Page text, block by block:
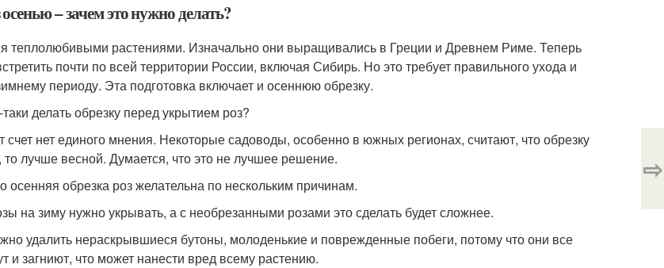
– зачем это нужно делать?
теплолюбивыми растениями. Изначально они выращивались в Греции и Древнем Риме. Теперь
почти по всей территории России, включая Сибирь. Но это требует правильного ухода и
периоду. Эта подготовка включает и осеннюю обрезку.
делать обрезку перед укрытием роз?
счет нет единого мнения. Некоторые садоводы, особенно в южных регионах, считают, что обрезку
то лучше весной. Думается, что это не лучшее решение.
осенняя обрезка роз желательна по нескольким причинам.
на зиму нужно укрывать, а с необрезанными розами это сделать будет сложнее.
удалить нераскрывшиеся бутоны, молоденькие и поврежденные побеги, потому что они все
и загниют, что может нанести вред всему растению.
⇨